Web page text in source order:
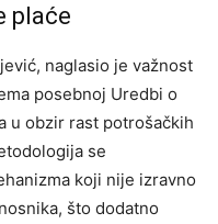
plaće
naglasio je važnost
posebnoj Uredbi o
u obzir rast potrošačkih
se
koji nije izravno
što dodatno